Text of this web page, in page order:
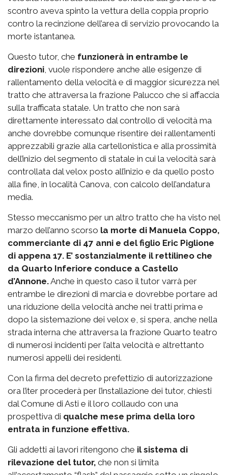
scontro aveva spinto la vettura della coppia proprio
contro la recinzione dell’area di servizio provocando la
morte istantanea.
Questo tutor, che funzionerà in entrambe le
direzioni, vuole rispondere anche alle esigenze di
rallentamento della velocità e di maggior sicurezza nel
tratto che attraversa la frazione Palucco che si affaccia
sulla trafficata statale. Un tratto che non sarà
direttamente interessato dal controllo di velocità ma
anche dovrebbe comunque risentire dei rallentamenti
apprezzabili grazie alla cartellonistica e alla prossimità
dell’inizio del segmento di statale in cui la velocità sarà
controllata dal velox posto all’inizio e da quello posto
alla fine, in località Canova, con calcolo dell’andatura
media.
Stesso meccanismo per un altro tratto che ha visto nel
marzo dell’anno scorso la morte di Manuela Coppo,
commerciante di 47 anni e del figlio Eric Piglione
di appena 17. E’ sostanzialmente il rettilineo che
da Quarto Inferiore conduce a Castello
d’Annone.Anche in questo caso il tutor varrà per
entrambe le direzioni di marcia e dovrebbe portare ad
una riduzione della velocità anche nei tratti prima e
dopo la sistemazione dei velox e, si spera, anche nella
strada interna che attraversa la frazione Quarto teatro
di numerosi incidenti per l’alta velocità e altrettanto
numerosi appelli dei residenti.
Con la firma del decreto prefettizio di autorizzazione
ora l’iter procederà per l’installazione dei tutor, chiesti
dal Comune di Asti e il loro collaudo con una
prospettiva di qualche mese prima della loro
entrata in funzione effettiva.
Gli addetti ai lavori ritengono che il sistema di
rilevazione del tutor, che non si limita